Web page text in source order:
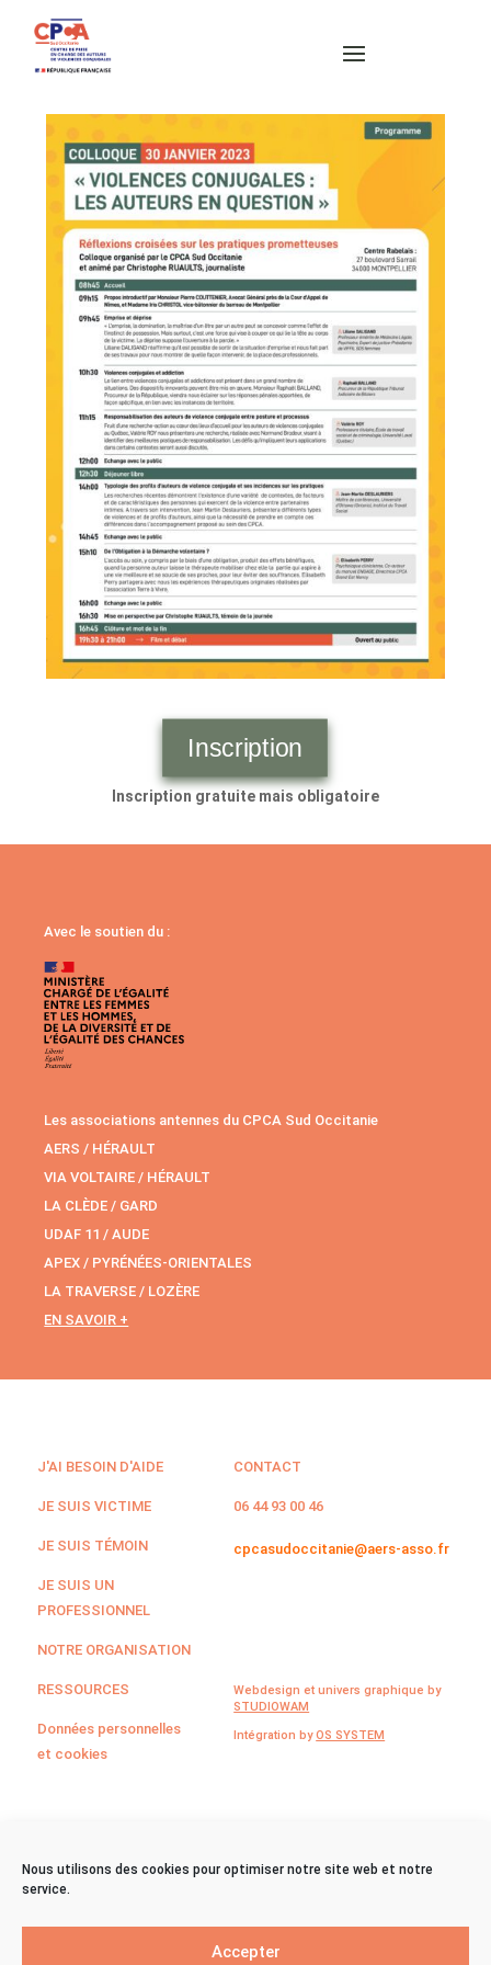
Nous utilisons des cookies pour optimiser notre site web et notre
service.
Accepter
Inscription
Inscription gratuite mais obligatoire
Avec le soutien du :
Les associations antennes du CPCA Sud Occitanie
AERS / HÉRAULT
VIA VOLTAIRE / HÉRAULT
LA CLÈDE / GARD
UDAF 11 / AUDE
APEX / PYRÉNÉES-ORIENTALES
LA TRAVERSE / LOZÈRE
EN SAVOIR +
J'AI BESOIN D'AIDE
JE SUIS VICTIME
JE SUIS TÉMOIN
JE SUIS UN
PROFESSIONNEL
NOTRE ORGANISATION
RESSOURCES
Données personnelles
et cookies
©CPCA Sud Occitanie
2024
CONTACT
06 44 93 00 46
cpcasudoccitanie@aers-asso.fr
Webdesign et univers graphique by
STUDIOWAM
Intégration byOS SYSTEM